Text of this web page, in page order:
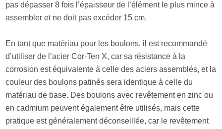
pas dépasser 8 fois l’épaisseur de l’élément le plus mince à
assembler et ne doit pas excéder 15 cm.
En tant que matériau pour les boulons, il est recommandé
d’utiliser de l’acier Cor-Ten X, car sa résistance à la
corrosion est équivalente à celle des aciers assemblés, et la
couleur des boulons patinés sera identique à celle du
matériau de base. Des boulons avec revêtement en zinc ou
en cadmium peuvent également être utilisés, mais cette
pratique est généralement déconseillée, car le revêtement